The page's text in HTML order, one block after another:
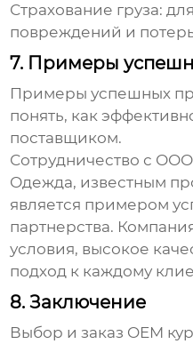
Страхование груза:
повреждений и
7. Примеры
Примеры успешных
понять, как
поставщиком.
Сотрудничество с ООО
Одежда, известным
является примером
партнерства.
условия, высокое
подход к каждому
8. Заключение
Выбор и заказ OEM